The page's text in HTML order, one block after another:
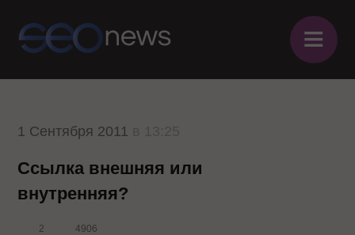
≡
1 Сентября 2011
Ссылка внешняя или
внутренняя?
2 4906